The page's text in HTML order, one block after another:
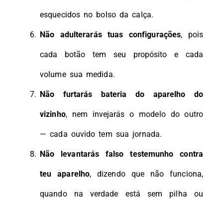
esquecidos no bolso da calça.
Não adulterarás tuas configurações, pois
cada botão tem seu propósito e cada
volume sua medida.
Não furtarás bateria do aparelho do
vizinho, nem invejarás o modelo do outro
— cada ouvido tem sua jornada.
Não levantarás falso testemunho contra
teu aparelho, dizendo que não funciona,
quando na verdade está sem pilha ou